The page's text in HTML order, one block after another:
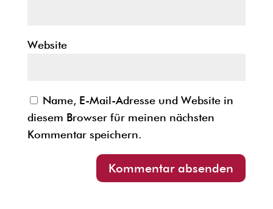
Website
Name, E-Mail-Adresse und Website in
diesem Browser für meinen nächsten
Kommentar speichern.